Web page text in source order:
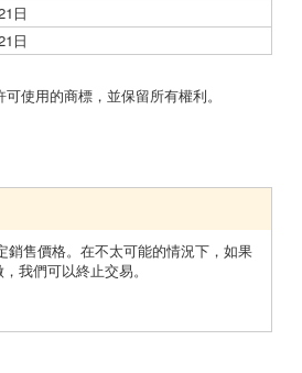
日
日
使用的商標，並保留所有權利。
售價格。在不太可能的情況下，如果
我們可以終止交易。